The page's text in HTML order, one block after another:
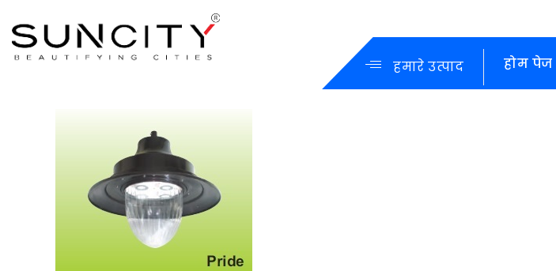
हमारे उत्पाद होम पेज